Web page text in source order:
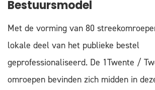
Bestuursmodel
Met de vorming van 80
lokale deel van het publieke bestel
geprofessionaliseerd. De 1Twente /
omroepen bevinden zich midden in